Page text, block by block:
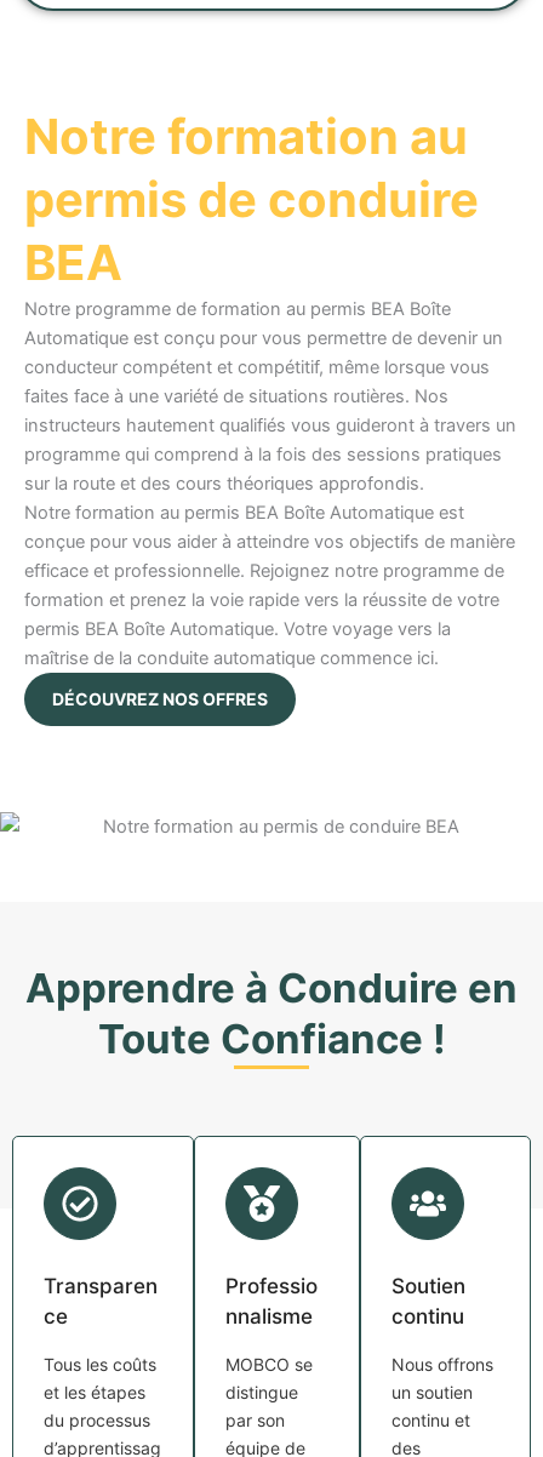
Notre formation au
permis de conduire
BEA
Notre programme de formation au permis BEA Boîte
Automatique est conçu pour vous permettre de devenir un
conducteur compétent et compétitif, même lorsque vous
faites face à une variété de situations routières. Nos
instructeurs hautement qualifiés vous guideront à travers un
programme qui comprend à la fois des sessions pratiques
sur la route et des cours théoriques approfondis.
Notre formation au permis BEA Boîte Automatique est
conçue pour vous aider à atteindre vos objectifs de manière
efficace et professionnelle. Rejoignez notre programme de
formation et prenez la voie rapide vers la réussite de votre
permis BEA Boîte Automatique. Votre voyage vers la
maîtrise de la conduite automatique commence ici.
DÉCOUVREZ NOS OFFRES
Apprendre à Conduire en
Toute Confiance !
Transparen
ce
Tous les coûts
et les étapes
du processus
d’apprentissag
Professio
nnalisme
MOBCO se
distingue
par son
équipe de
Soutien
continu
Nous offrons
un soutien
continu et
des